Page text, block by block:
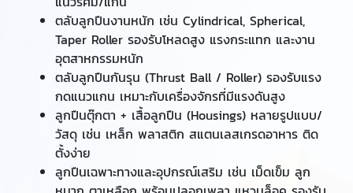
ตลับลูกปืนงานหนัก เช่น Cylindrical, Spherical,
Taper Roller รองรับโหลดสูง แรงกระแทก และงาน
อุตสาหกรรมหนัก
ตลับลูกปืนกันรุน (Thrust Ball / Roller) รองรับแรง
กดแนวแกน เหมาะกับเครื่องจักรที่มีแรงดันสูง
ลูกปืนตุ๊กตา + เสื้อลูกปืน (Housings) หลายรูปแบบ/
วัสดุ เช่น เหล็ก พลาสติก สแตนเลสเกรดอาหาร ติด
ตั้งง่าย
ลูกปืนเฉพาะทางและอุปกรณ์เสริม เช่น เม็ดเข็ม ลูก